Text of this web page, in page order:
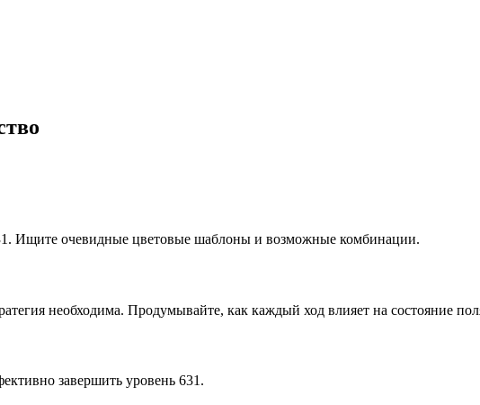
Ищите очевидные цветовые шаблоны и возможные комбинации.
необходима. Продумывайте, как каждый ход влияет на состояние
завершить уровень 631.